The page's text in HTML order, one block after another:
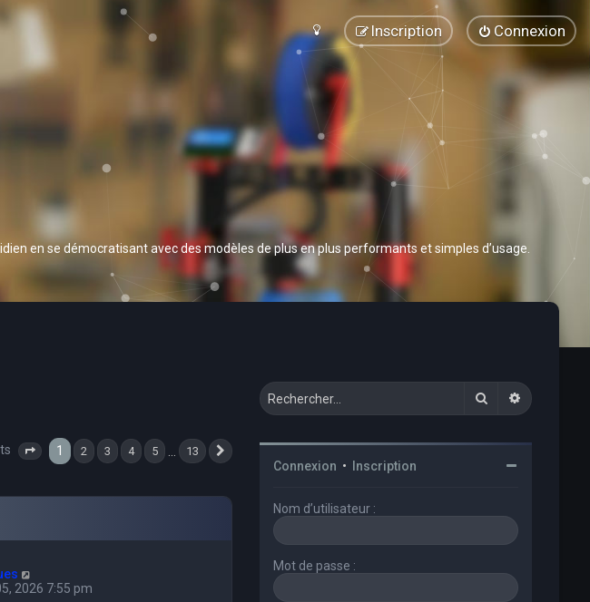
Connexion
Inscription
en se démocratisant avec des modèles de plus en plus performants et simples d’usage.
Page 1sur 13
1 2 3 4 5 13
2026 7:55 pm
Rechercher
Connexion • Inscription
Nom d’utilisateur :
Mot de passe :